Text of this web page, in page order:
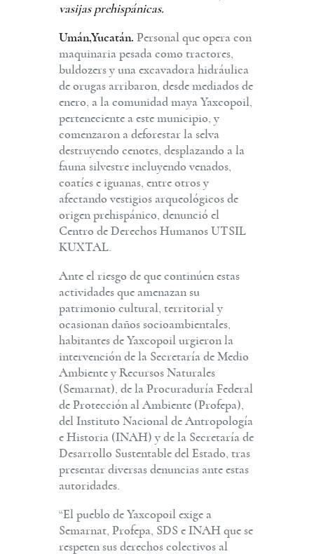
vasijas prehispánicas.
Umán,Yucatán. Personal que opera con
maquinaria pesada como tractores,
buldozers y una excavadora hidráulica
de orugas arribaron, desde mediados de
enero, a la comunidad maya Yaxcopoil,
perteneciente a este municipio, y
comenzaron a deforestar la selva
destruyendo cenotes, desplazando a la
fauna silvestre incluyendo venados,
coatíes e iguanas, entre otros y
afectando vestigios arqueológicos de
origen prehispánico, denunció el
Centro de Derechos Humanos UTSIL
KUXTAL.
Ante el riesgo de que continúen estas
actividades que amenazan su
patrimonio cultural, territorial y
ocasionan daños socioambientales,
habitantes de Yaxcopoil urgieron la
intervención de la Secretaría de Medio
Ambiente y Recursos Naturales
(Semarnat), de la Procuraduría Federal
de Protección al Ambiente (Profepa),
del Instituto Nacional de Antropología
e Historia (INAH) y de la Secretaría de
Desarrollo Sustentable del Estado, tras
presentar diversas denuncias ante estas
autoridades.
“El pueblo de Yaxcopoil exige a
Semarnat, Profepa, SDS e INAH que se
respeten sus derechos colectivos al